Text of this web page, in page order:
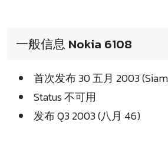
一般信息 Nokia 6108
首次发布 30 五月 2003
Status 不可用
发布 Q3 2003 (八月 46)